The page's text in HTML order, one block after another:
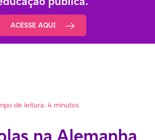
ACESSE AQUI
de leitura: 4 minutos